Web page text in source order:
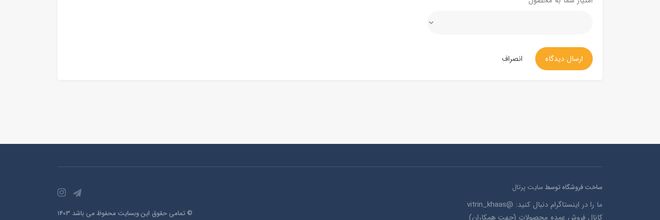
ارسال دیدگاه انصراف
ساخت فروشگاه توسط سایت پرتال
ما را در اینستاگرام دنبال کنید: @vitrin_khaas
© تمامی حقوق این وبسایت محفوظ می باشد 1403